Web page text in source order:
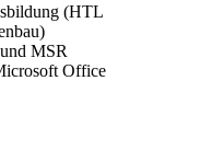
(HTL
MSR
Office